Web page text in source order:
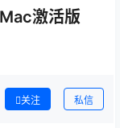
激活版
关注 私信